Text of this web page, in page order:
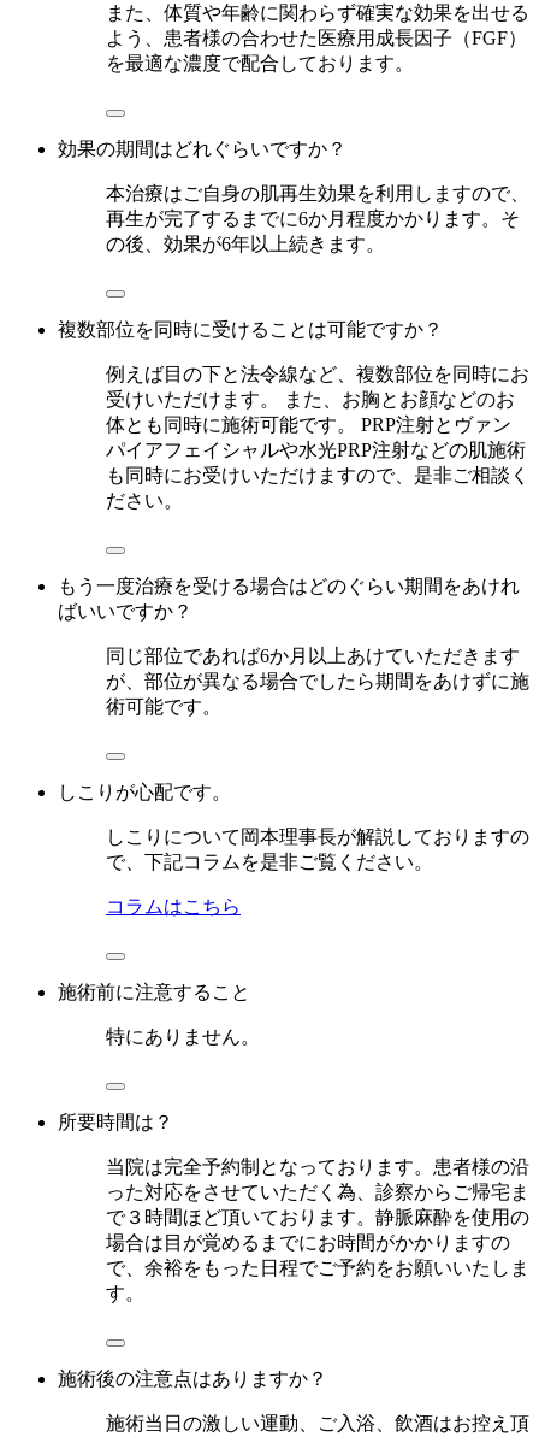
また、体質や年齢に関わらず確実な効果を出せる
よう、患者様の合わせた医療用成長因子（FGF）
を最適な濃度で配合しております。
効果の期間はどれぐらいですか？
本治療はご自身の肌再生効果を利用しますので、
再生が完了するまでに6か月程度かかります。そ
の後、効果が6年以上続きます。
複数部位を同時に受けることは可能ですか？
例えば目の下と法令線など、複数部位を同時にお
受けいただけます。 また、お胸とお顔などのお
体とも同時に施術可能です。 PRP注射とヴァン
パイアフェイシャルや水光PRP注射などの肌施術
も同時にお受けいただけますので、是非ご相談く
ださい。
もう一度治療を受ける場合はどのぐらい期間をあけれ
ばいいですか？
同じ部位であれば6か月以上あけていただきます
が、部位が異なる場合でしたら期間をあけずに施
術可能です。
しこりが心配です。
しこりについて岡本理事長が解説しておりますの
で、下記コラムを是非ご覧ください。
コラムはこちら
施術前に注意すること
特にありません。
所要時間は？
当院は完全予約制となっております。患者様の沿
った対応をさせていただく為、診察からご帰宅ま
で３時間ほど頂いております。静脈麻酔を使用の
場合は目が覚めるまでにお時間がかかりますの
で、余裕をもった日程でご予約をお願いいたしま
す。
施術後の注意点はありますか？
施術当日の激しい運動、ご入浴、飲酒はお控え頂